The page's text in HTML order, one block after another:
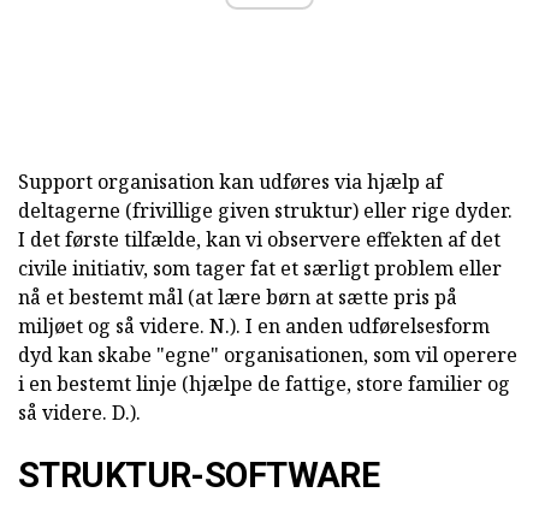
Support organisation kan udføres via hjælp af
deltagerne (frivillige given struktur) eller rige dyder.
I det første tilfælde, kan vi observere effekten af det
civile initiativ, som tager fat et særligt problem eller
nå et bestemt mål (at lære børn at sætte pris på
miljøet og så videre. N.). I en anden udførelsesform
dyd kan skabe "egne" organisationen, som vil operere
i en bestemt linje (hjælpe de fattige, store familier og
så videre. D.).
STRUKTUR-SOFTWARE